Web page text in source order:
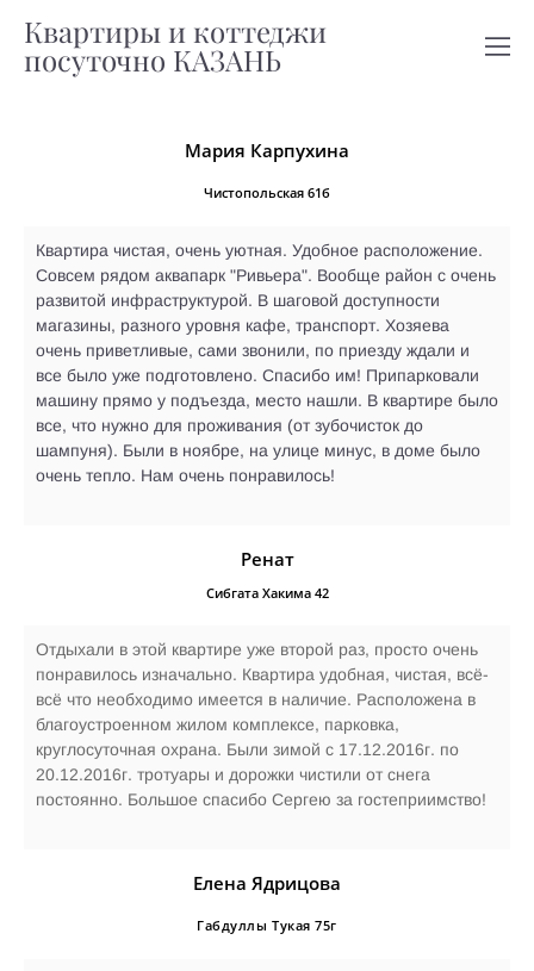
Квартиры и коттеджи
посуточно КАЗАНЬ
Мария Карпухина
Чистопольская 61б
Квартира чистая, очень уютная. Удобное расположение.
Совсем рядом аквапарк "Ривьера". Вообще район с очень
развитой инфраструктурой. В шаговой доступности
магазины, разного уровня кафе, транспорт. Хозяева
очень приветливые, сами звонили, по приезду ждали и
все было уже подготовлено. Спасибо им! Припарковали
машину прямо у подъезда, место нашли. В квартире было
все, что нужно для проживания (от зубочисток до
шампуня). Были в ноябре, на улице минус, в доме было
очень тепло. Нам очень понравилось!
Ренат
Сибгата Хакима 42
Отдыхали в этой квартире уже второй раз, просто очень
понравилось изначально. Квартира удобная, чистая, всё-
всё что необходимо имеется в наличие. Расположена в
благоустроенном жилом комплексе, парковка,
круглосуточная охрана. Были зимой с 17.12.2016г. по
20.12.2016г. тротуары и дорожки чистили от снега
постоянно. Большое спасибо Сергею за гостеприимство!
Елена Ядрицова
Габдуллы Тукая 75г